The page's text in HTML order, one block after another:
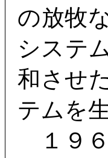
の放牧
システ
和させ
テムを
１９６